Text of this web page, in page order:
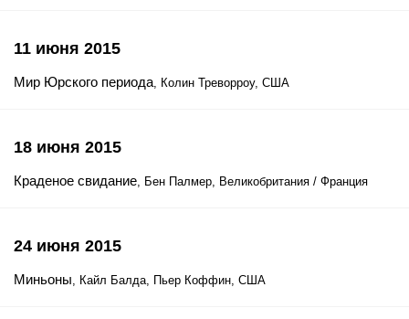
11 июня 2015
Мир Юрского периода, Колин Треворроу, США
18 июня 2015
Краденое свидание, Бен Палмер, Великобритания / Франция
24 июня 2015
Миньоны, Кайл Балда, Пьер Коффин, США